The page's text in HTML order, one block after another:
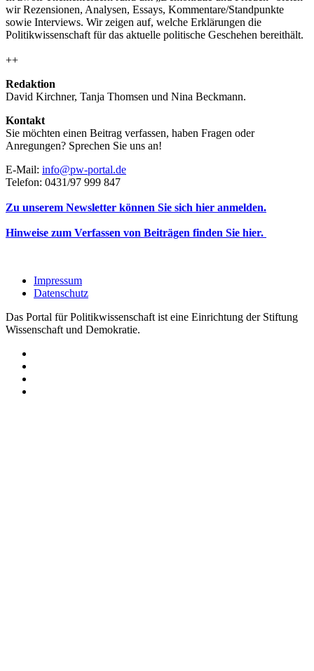
wir Rezensionen, Analysen, Essays, Kommentare/Standpunkte
sowie Interviews. Wir zeigen auf, welche Erklärungen die
Politikwissenschaft für das aktuelle politische Geschehen bereithält.
++
Redaktion
David Kirchner, Tanja Thomsen und Nina Beckmann.
Kontakt
Sie möchten einen Beitrag verfassen, haben Fragen oder
Anregungen? Sprechen Sie uns an!
E-Mail: info@pw-portal.de
Telefon: 0431/97 999 847
Zu unserem Newsletter können Sie sich hier anmelden.
Hinweise zum Verfassen von Beiträgen finden Sie hier.
Impressum
Datenschutz
Das Portal für Politikwissenschaft ist eine Einrichtung der Stiftung
Wissenschaft und Demokratie.